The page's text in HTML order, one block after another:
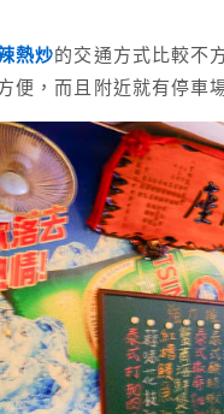
熱炒的交通方式比較不
便，而且附近就有停車